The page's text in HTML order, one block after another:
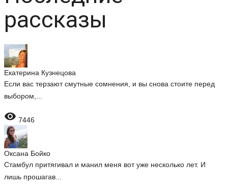
рассказы
Екатерина Кузнецова
Если вас терзают смутные сомнения, и вы снова стоите перед
выбором,...
 7446
Оксана Бойко
Стамбул притягивал и манил меня вот уже несколько лет. И
лишь прошагав...